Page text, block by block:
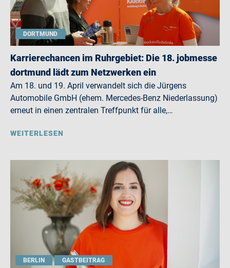
DORTMUND
Karrierechancen im Ruhrgebiet: Die 18. jobmesse
dortmund lädt zum Netzwerken ein
Am 18. und 19. April verwandelt sich die Jürgens
Automobile GmbH (ehem. Mercedes-Benz Niederlassung)
erneut in einen zentralen Treffpunkt für alle,…
WEITERLESEN
BERLIN GASTBEITRAG